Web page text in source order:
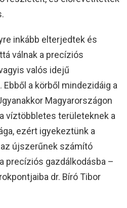
inkább elterjedtek és
válnak a precíziós
valós idejű
a körből mindezidáig a
Magyarországon
víztöbbletes területeknek a
ezért igyekeztünk a
újszerűnek számító
precíziós gazdálkodásba –
dr. Bíró Tibor